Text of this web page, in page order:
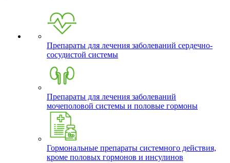
Препараты для лечения заболеваний сердечно-
сосудистой системы
Препараты для лечения заболеваний
мочеполовой системы и половые гормоны
Гормональные препараты системного действия,
кроме половых гормонов и инсулинов